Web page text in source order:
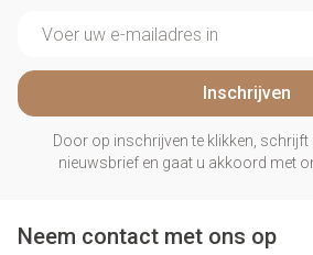
Inschrijven
Door op inschrijven te klikken,
nieuwsbrief en gaat u akkoord met
Neem contact met ons op